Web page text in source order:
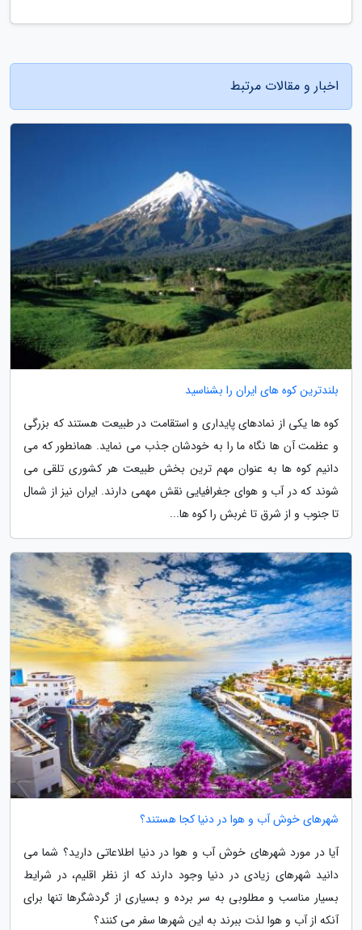
اخبار و مقالات مرتبط
بلندترین کوه های ایران را بشناسید
کوه ها یکی از نمادهای پایداری و استقامت در طبیعت هستند که بزرگی
و عظمت آن ها نگاه ما را به خودشان جذب می نماید. همانطور که می
دانیم کوه ها به عنوان مهم ترین بخش طبیعت هر کشوری تلقی می
شوند که در آب و هوای جغرافیایی نقش مهمی دارند. ایران نیز از شمال
تا جنوب و از شرق تا غربش را کوه ها...
شهرهای خوش آب و هوا در دنیا کجا هستند؟
آیا در مورد شهرهای خوش آب و هوا در دنیا اطلاعاتی دارید؟ شما می
دانید شهرهای زیادی در دنیا وجود دارند که از نظر اقلیم، در شرایط
بسیار مناسب و مطلوبی به سر برده و بسیاری از گردشگرها تنها برای
آنکه از آب و هوا لذت ببرند به این شهرها سفر می کنند؟